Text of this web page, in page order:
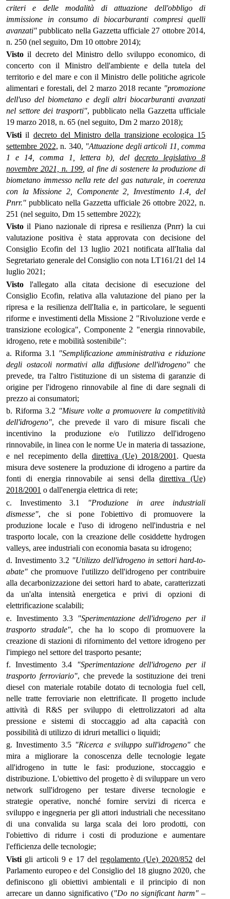
criteri e delle modalità di attuazione dell'obbligo di
immissione in consumo di biocarburanti compresi quelli
avanzati" pubblicato nella Gazzetta ufficiale 27 ottobre 2014,
n. 250 (nel seguito, Dm 10 ottobre 2014);
Visto il decreto del Ministro dello sviluppo economico, di
concerto con il Ministro dell'ambiente e della tutela del
territorio e del mare e con il Ministro delle politiche agricole
alimentari e forestali, del 2 marzo 2018 recante "promozione
dell'uso del biometano e degli altri biocarburanti avanzati
nel settore dei trasporti", pubblicato nella Gazzetta ufficiale
19 marzo 2018, n. 65 (nel seguito, Dm 2 marzo 2018);
Visti il decreto del Ministro della transizione ecologica 15
settembre 2022, n. 340, "Attuazione degli articoli 11, comma
1 e 14, comma 1, lettera b), del decreto legislativo 8
novembre 2021, n. 199 , al fine di sostenere la produzione di
biometano immesso nella rete del gas naturale, in coerenza
con la Missione 2, Componente 2, Investimento 1.4, del
Pnrr." pubblicato nella Gazzetta ufficiale 26 ottobre 2022, n.
251 (nel seguito, Dm 15 settembre 2022);
Visto il Piano nazionale di ripresa e resilienza (Pnrr) la cui
valutazione positiva è stata approvata con decisione del
Consiglio Ecofin del 13 luglio 2021 notificata all'Italia dal
Segretariato generale del Consiglio con nota LT161/21 del 14
luglio 2021;
Visto l'allegato alla citata decisione di esecuzione del
Consiglio Ecofin, relativa alla valutazione del piano per la
ripresa e la resilienza dell'Italia e, in particolare, le seguenti
riforme e investimenti della Missione 2 "Rivoluzione verde e
transizione ecologica", Componente 2 "energia rinnovabile,
idrogeno, rete e mobilità sostenibile":
a. Riforma 3.1
"Semplificazione amministrativa e riduzione
degli ostacoli normativi alla diffusione dell'idrogeno"che
prevede, tra l'altro l'istituzione di un sistema di garanzie di
origine per l'idrogeno rinnovabile al fine di dare segnali di
prezzo ai consumatori;
b. Riforma 3.2 "Misure volte a promuovere la competitività
dell'idrogeno", che prevede il varo di misure fiscali che
incentivino la produzione e/o l'utilizzo dell'idrogeno
rinnovabile, in linea con le norme Ue in materia di tassazione,
e nel recepimento della direttiva (Ue) 2018/2001. Questa
misura deve sostenere la produzione di idrogeno a partire da
fonti di energia rinnovabile ai sensi delladirettiva (Ue)
2018/2001 o dall'energia elettrica di rete;
c. Investimento 3.1
"Produzione in aree industriali
dismesse", che si pone l'obiettivo di promuovere la
produzione locale e l'uso di idrogeno nell'industria e nel
trasporto locale, con la creazione delle cosiddette hydrogen
valleys, aree industriali con economia basata su idrogeno;
d. Investimento 3.2 "Utilizzo dell'idrogeno in settori hard-to-
abate" che promuove l'utilizzo dell'idrogeno per contribuire
alla decarbonizzazione dei settori hard to abate, caratterizzati
da un'alta intensità energetica e privi di opzioni di
elettrificazione scalabili;
e. Investimento 3.3
"Sperimentazione dell'idrogeno per il
trasporto stradale", che ha lo scopo di promuovere la
creazione di stazioni di rifornimento del vettore idrogeno per
l'impiego nel settore del trasporto pesante;
f. Investimento 3.4
"Sperimentazione dell'idrogeno per il
trasporto ferroviario", che prevede la sostituzione dei treni
diesel con materiale rotabile dotato di tecnologia fuel cell,
nelle tratte ferroviarie non elettrificate. Il progetto include
attività di R&S per sviluppo di elettrolizzatori ad alta
pressione e sistemi di stoccaggio ad alta capacità con
possibilità di utilizzo di idruri metallici o liquidi;
g. Investimento 3.5 "Ricerca e sviluppo sull'idrogeno"che
mira a migliorare la conoscenza delle tecnologie legate
all'idrogeno in tutte le fasi: produzione, stoccaggio e
distribuzione. L'obiettivo del progetto è di sviluppare un vero
network sull'idrogeno per testare diverse tecnologie e
strategie operative, nonché fornire servizi di ricerca e
sviluppo e ingegneria per gli attori industriali che necessitano
di una convalida su larga scala dei loro prodotti, con
l'obiettivo di ridurre i costi di produzione e aumentare
l'efficienza delle tecnologie;
Visti gli articoli 9 e 17 delregolamento (Ue) 2020/852 del
Parlamento europeo e del Consiglio del 18 giugno 2020, che
definiscono gli obiettivi ambientali e il principio di non
arrecare un danno significativo ("Do no significant harm"–